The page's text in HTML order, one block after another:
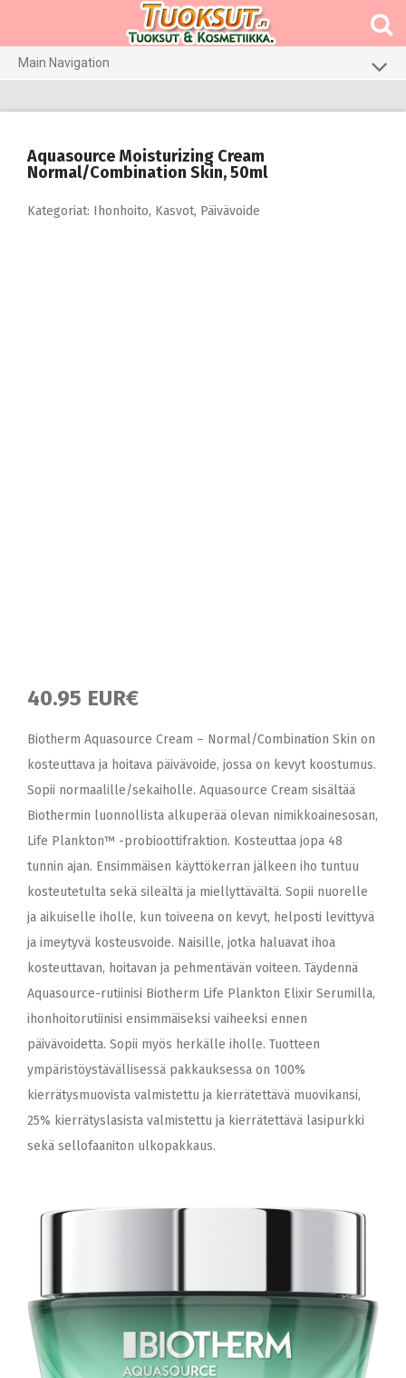
Main Navigation
Hiustenhoito
Aquasource Moisturizing Cream
Normal/Combination Skin, 50ml
Kategoriat: Ihonhoito, Kasvot, Päivävoide
40.95 EUR€
Biotherm Aquasource Cream – Normal/Combination Skin on
kosteuttava ja hoitava päivävoide, jossa on kevyt koostumus.
Sopii normaalille/sekaiholle. Aquasource Cream sisältää
Biothermin luonnollista alkuperää olevan nimikkoainesosan,
Life Plankton™ -probioottifraktion. Kosteuttaa jopa 48
tunnin ajan. Ensimmäisen käyttökerran jälkeen iho tuntuu
kosteutetulta sekä sileältä ja miellyttävältä. Sopii nuorelle
ja aikuiselle iholle, kun toiveena on kevyt, helposti levittyvä
ja imeytyvä kosteusvoide. Naisille, jotka haluavat ihoa
kosteuttavan, hoitavan ja pehmentävän voiteen. Täydennä
Aquasource-rutiinisi Biotherm Life Plankton Elixir Serumilla,
ihonhoitorutiinisi ensimmäiseksi vaiheeksi ennen
päivävoidetta. Sopii myös herkälle iholle. Tuotteen
ympäristöystävällisessä pakkauksessa on 100%
kierrätysmuovista valmistettu ja kierrätettävä muovikansi,
25% kierrätyslasista valmistettu ja kierrätettävä lasipurkki
sekä sellofaaniton ulkopakkaus.